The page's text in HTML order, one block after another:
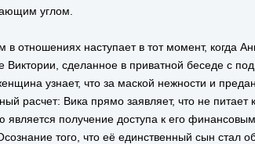
углом.
отношениях наступает в тот момент, когда
Виктории, сделанное в приватной беседе с
узнает, что за маской нежности и
расчет: Вика прямо заявляет, что не питает
является получение доступа к его
того, что её единственный сын стал